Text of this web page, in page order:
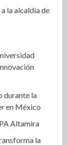
la alcaldía de
durante la
en México
Altamira
la